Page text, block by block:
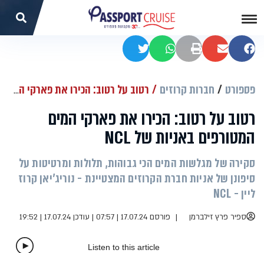
שתפו בפייסבוק
שתפו במיילהדפסהשתפו בוואטסאפשתפו בטוויטר
פספורט חברות קרוזים רטוב על רטוב: הכירו את פארקי המים המטורפים באניות של NCL
רטוב על רטוב: הכירו את פארקי המים
המטורפים באניות של NCL
סקירה של מגלשות המים הכי גבוהות, תלולות ומרטיטות על
סיפונן של אניות חברת הקרוזים המצטיינת - נוריג'יאן קרוז
ליין - NCL
ספיר פרץ זילברמן פורסם 17.07.24 | 07:57 | עודכן 17.07.24 | 19:52